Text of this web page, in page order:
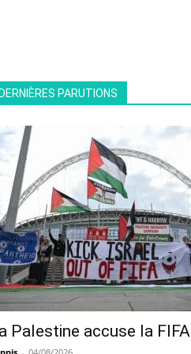
PARUTIONS
Palestine accuse la FIFA